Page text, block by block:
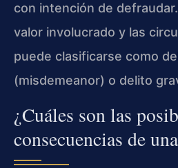
con intención de
valor involucrado y las
puede clasificarse como
(misdemeanor) o delito
¿Cuáles son las
consecuencias de